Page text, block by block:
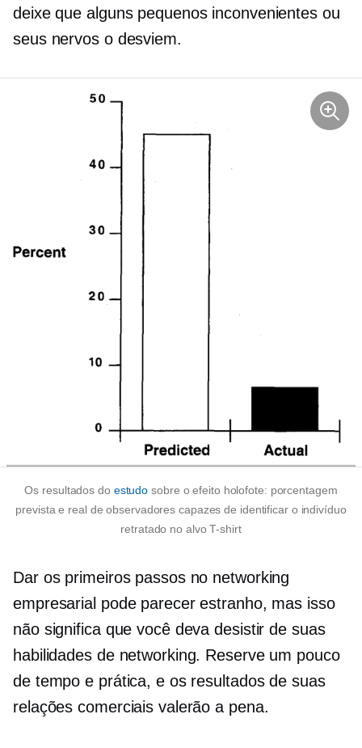
deixe que alguns pequenos inconvenientes ou
seus nervos o desviem.
Os resultados do estudo sobre o efeito holofote: porcentagem
prevista e real de observadores capazes de identificar o indivíduo
retratado no alvoT-shirt
Dar os primeiros passos no networking
empresarial pode parecer estranho, mas isso
não significa que você deva desistir de suas
habilidades de networking. Reserve um pouco
de tempo e prática, e os resultados de suas
relações comerciais valerão a pena.